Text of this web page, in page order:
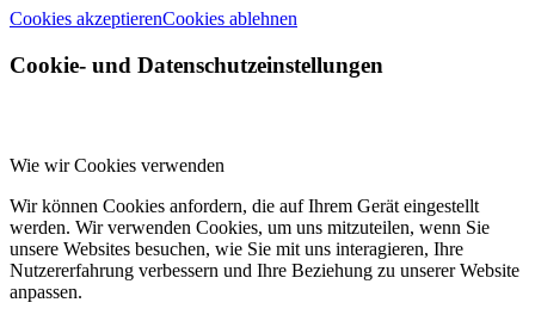
Cookies akzeptierenCookies ablehnen
Cookie- und Datenschutzeinstellungen
Wie wir Cookies verwenden
Wir können Cookies anfordern, die auf Ihrem Gerät eingestellt
werden. Wir verwenden Cookies, um uns mitzuteilen, wenn Sie
unsere Websites besuchen, wie Sie mit uns interagieren, Ihre
Nutzererfahrung verbessern und Ihre Beziehung zu unserer Website
anpassen.